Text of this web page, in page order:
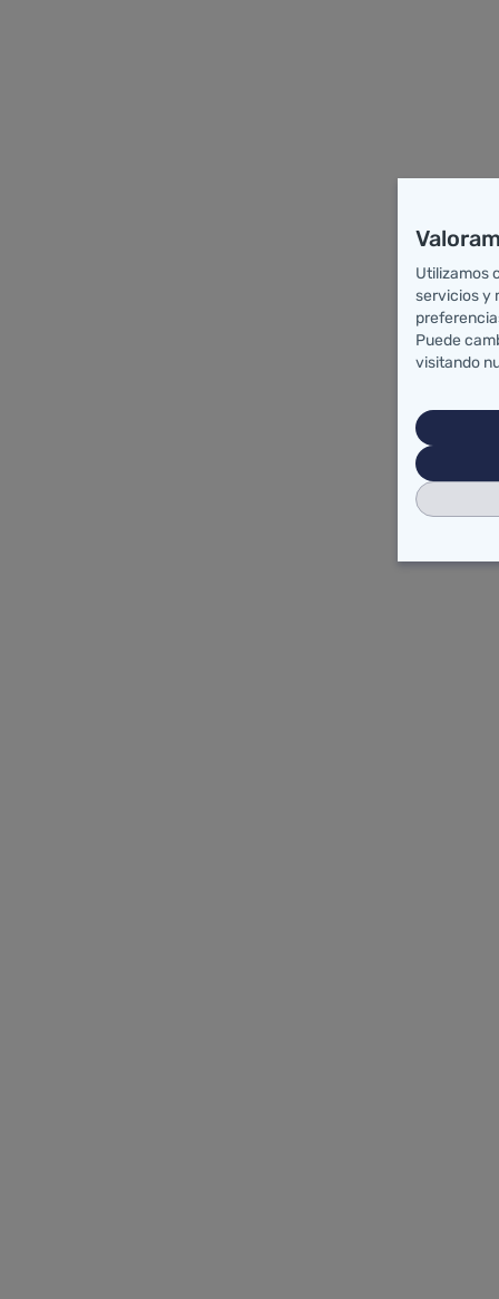
Utilizamos
servicios y
Puede
visitando